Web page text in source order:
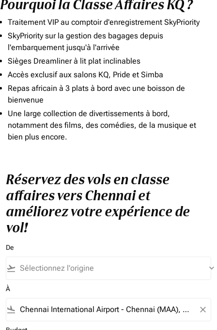
Pourquoi la Classe Affaires KQ ?
Traitement VIP au comptoir d'enregistrement SkyPriority
SkyPriority sur la gestion des bagages depuis
l'embarquement jusqu'à l'arrivée
Sièges Dreamliner à lit plat inclinables
Accès exclusif aux salons KQ, Pride et Simba
Repas africain à 3 plats à bord avec une boisson de
bienvenue
Une large collection de divertissements à bord,
notamment des films, des comédies, de la musique et
bien plus encore.
Réservez des vols en classe
affaires vers Chennai et
améliorez votre expérience de
vol!
De
flight_takeoff keyboard_arrow_down
À
flight_land close